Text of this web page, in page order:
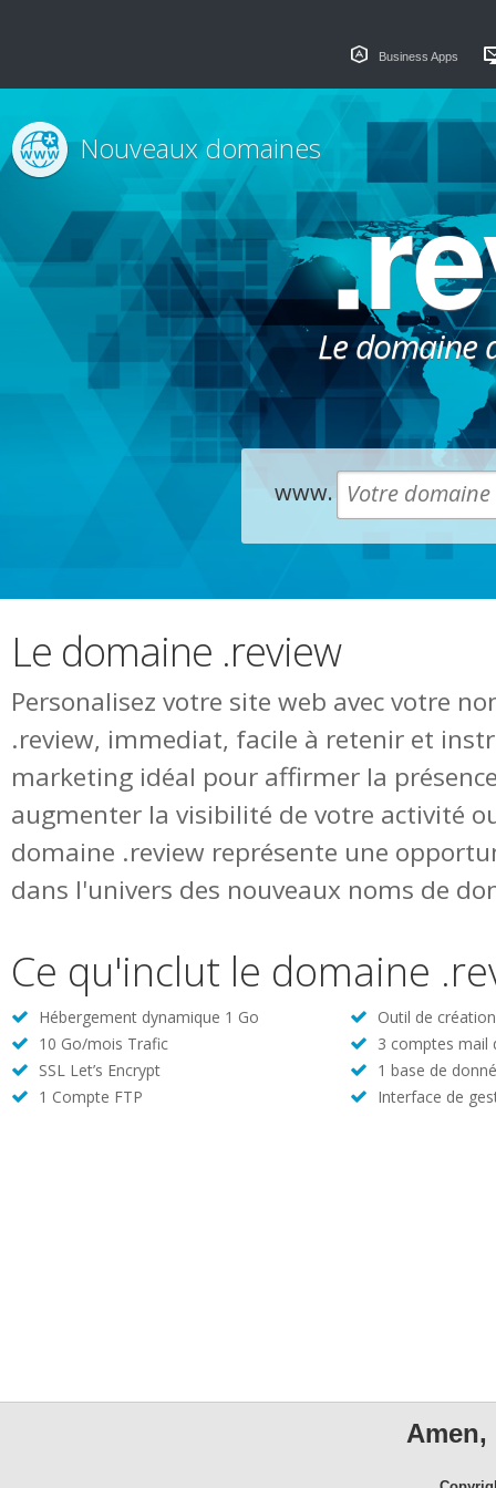
Business Apps
Le domaine
Nouveaux domaines
www.
Le domaine .review
Personalisez votre site web avec votre
.review, immediat, facile à retenir et
marketing idéal pour affirmer la
augmenter la visibilité de votre activité
domaine .review représente une
dans l'univers des nouveaux noms de
Ce qu'inclut le domaine
Hébergement dynamique 1 Go
Outil de
10 Go/mois Trafic
3 comptes mail
SSL Let’s Encrypt
1 base de
1 Compte FTP
Interface de